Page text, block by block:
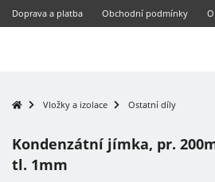
Doprava a platba Obchodní podmínky
Vložky a izolace Ostatní díly
Kondenzátní jímka, pr.
tl. 1mm